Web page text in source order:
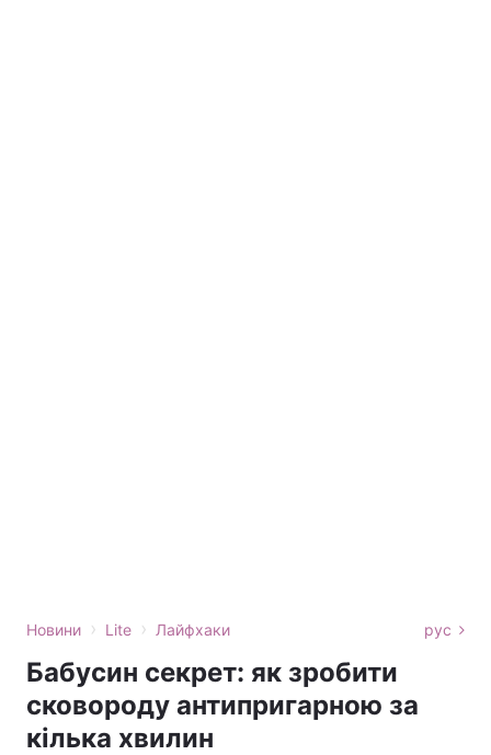
Новини › Lite › Лайфхаки рус
Бабусин секрет: як зробити
сковороду антипригарною за
кілька хвилин